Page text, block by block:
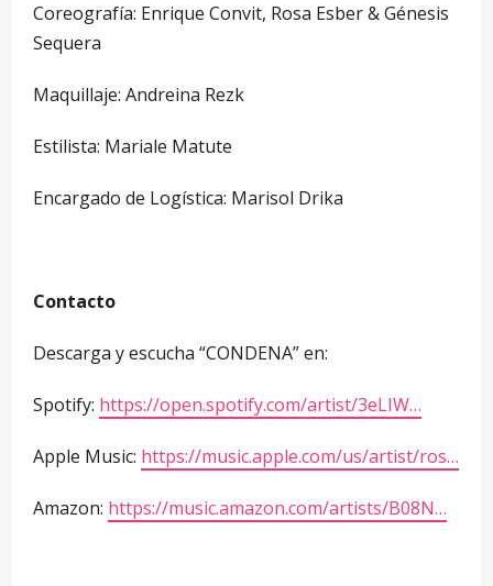
Coreografía: Enrique Convit, Rosa Esber & Génesis
Sequera
Maquillaje: Andreina Rezk
Estilista: Mariale Matute
Encargado de Logística: Marisol Drika
Contacto
Descarga y escucha “CONDENA” en:
Spotify: https://open.spotify.com/artist/3eLIW…
Apple Music: https://music.apple.com/us/artist/ros…
Amazon: https://music.amazon.com/artists/B08N…